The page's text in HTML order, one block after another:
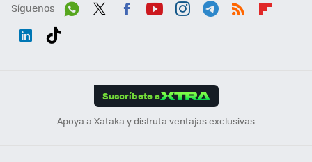
Síguenos
Suscríbete a
Apoya a Xataka y disfruta ventajas exclusivas